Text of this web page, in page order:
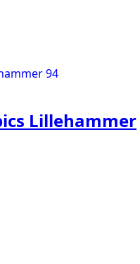
Lillehammer